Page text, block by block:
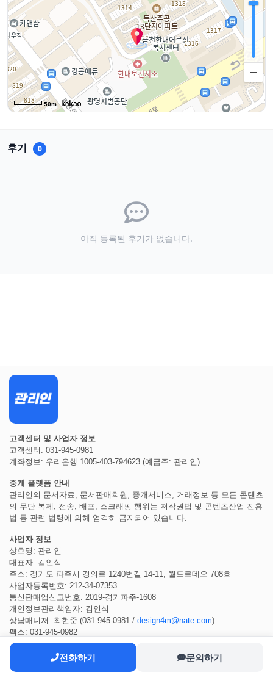
50m
후기 0
아직 등록된 후기가 없습니다.
전화하기 문의하기
고객센터 및 사업자 정보
고객센터: 031-945-0981
계좌정보: 우리은행 1005-403-794623 (예금주: 관리인)
중개 플랫폼 안내
관리인의 문서자료, 문서판매회원, 중개서비스, 거래정보 등 모든 콘텐츠
의 무단 복제, 전송, 배포, 스크래핑 행위는 저작권법 및 콘텐츠산업 진흥
법 등 관련 법령에 의해 엄격히 금지되어 있습니다.
사업자 정보
상호명: 관리인
대표자: 김인식
주소: 경기도 파주시 경의로 1240번길 14-11, 월드로데오 708호
사업자등록번호: 212-34-07353
통신판매업신고번호: 2019-경기파주-1608
개인정보관리책임자: 김인식
상담매니저: 최현준 (031-945-0981 / design4m@nate.com)
팩스: 031-945-0982
COPYRIGHT ⓒ 2022관리인 ALL RIGHTS RESERVED.